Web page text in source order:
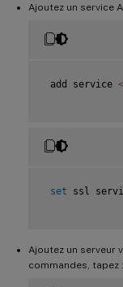
Ajoutez un service
add service <
set ssl
Ajoutez un serveur
commandes, tapez :